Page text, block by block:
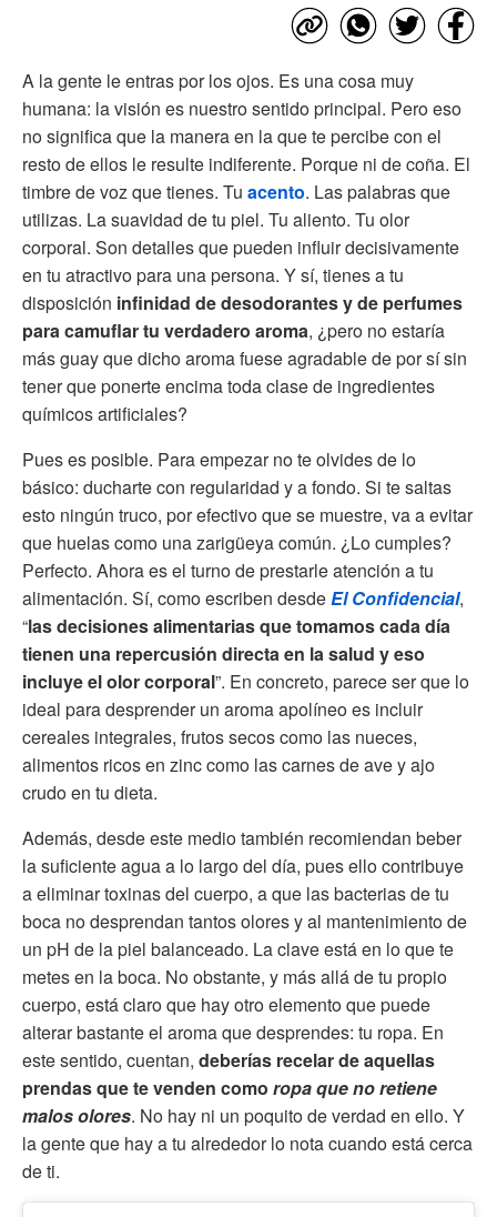
A la gente le entras por los ojos. Es una cosa muy
humana: la visión es nuestro sentido principal. Pero eso
no significa que la manera en la que te percibe con el
resto de ellos le resulte indiferente. Porque ni de coña. El
timbre de voz que tienes. Tu acento. Las palabras que
utilizas. La suavidad de tu piel. Tu aliento. Tu olor
corporal. Son detalles que pueden influir decisivamente
en tu atractivo para una persona. Y sí, tienes a tu
disposición infinidad de desodorantes y de perfumes
para camuflar tu verdadero aroma, ¿pero no estaría
más guay que dicho aroma fuese agradable de por sí sin
tener que ponerte encima toda clase de ingredientes
químicos artificiales?
Pues es posible. Para empezar no te olvides de lo
básico: ducharte con regularidad y a fondo. Si te saltas
esto ningún truco, por efectivo que se muestre, va a evitar
que huelas como una zarigüeya común. ¿Lo cumples?
Perfecto. Ahora es el turno de prestarle atención a tu
alimentación. Sí, como escriben desdeEl Confidencial,
“las decisiones alimentarias que tomamos cada día
tienen una repercusión directa en la salud y eso
incluye el olor corporal”. En concreto, parece ser que lo
ideal para desprender un aroma apolíneo es incluir
cereales integrales, frutos secos como las nueces,
alimentos ricos en zinc como las carnes de ave y ajo
crudo en tu dieta.
Además, desde este medio también recomiendan beber
la suficiente agua a lo largo del día, pues ello contribuye
a eliminar toxinas del cuerpo, a que las bacterias de tu
boca no desprendan tantos olores y al mantenimiento de
un pH de la piel balanceado. La clave está en lo que te
metes en la boca. No obstante, y más allá de tu propio
cuerpo, está claro que hay otro elemento que puede
alterar bastante el aroma que desprendes: tu ropa. En
este sentido, cuentan, deberías recelar de aquellas
prendas que te venden como ropa que no retiene
malos olores. No hay ni un poquito de verdad en ello. Y
la gente que hay a tu alrededor lo nota cuando está cerca
de ti.